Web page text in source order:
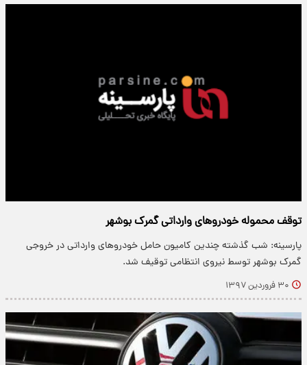
توقف محموله خودروهای وارداتی گمرک بوشهر
پارسینه: شب گذشته چندین کامیون حامل خودروهای وارداتی در خروجی
گمرک بوشهر توسط نیروی انتظامی توقیف شد.
۳۰ فروردین ۱۳۹۷